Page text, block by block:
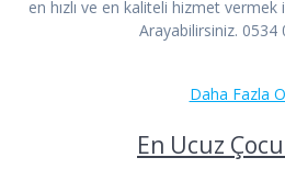
en hızlı ve en kaliteli hizmet vermek
Arayabilirsiniz. 0534
Daha Fazla
En Ucuz